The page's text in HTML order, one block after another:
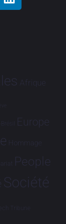
Afrique
Europe
Hommage
People
Société
Tribune